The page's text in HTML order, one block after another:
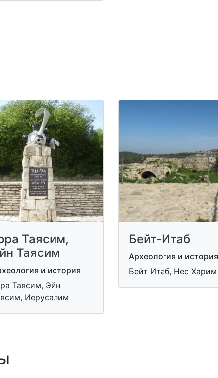
Таясим,
Таясим
и история
Таясим, Эйн
Иерусалим
Бейт-Итаб
Археология и история
Бейт Итаб, Нес Харим